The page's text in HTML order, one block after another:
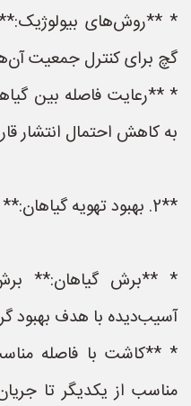
* **روش‌های
گچ برای کنترل جمعیت
* **رعایت فاصله بین
به کاهش احتمال انتشار
**2. بهبود تهویه گیاهان:**
* **برش گیاهان:**
آسیب‌دیده با هدف بهبود
* **کاشت با فاصله
مناسب از یکدیگر تا